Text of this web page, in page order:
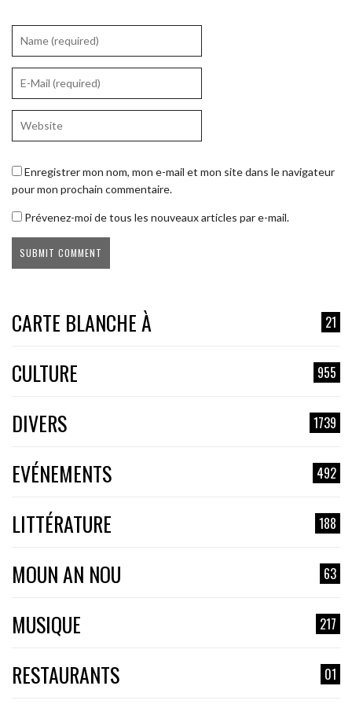
Enregistrer mon nom, mon e-mail et mon site dans le navigateur
pour mon prochain commentaire.
Prévenez-moi de tous les nouveaux articles par e-mail.
CARTE BLANCHE À 21
CULTURE 955
DIVERS 1739
EVÉNEMENTS 492
LITTÉRATURE 188
MOUN AN NOU 63
MUSIQUE 217
RESTAURANTS 01